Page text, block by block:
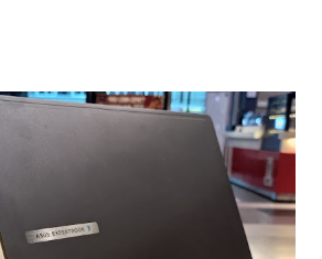
banyak berurusan dengan dokumen,
browsing, misalnya jurusan ekonomi,
ilmu sosial lainnya, kamu
laptop dengan spesifikasi tinggi.
kenyamanan pemakaian harian.